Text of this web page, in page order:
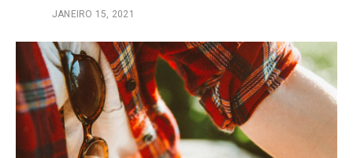
JANEIRO 15, 2021